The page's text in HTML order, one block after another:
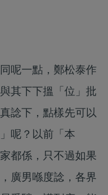
呢一點，鄭松泰作
其下下搵「位」批
諗下，點樣先可以
呢？以前「本
都係，只不過如果
廣男喺度諗，各界